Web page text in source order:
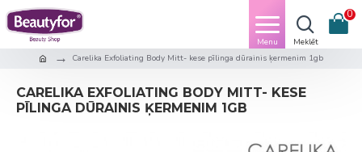
0
Carelika Exfoliating Body Mitt- kese pīlinga dūrainis ķermenim 1gb
CARELIKA EXFOLIATING BODY MITT- KESE
PĪLINGA DŪRAINIS ĶERMENIM 1GB